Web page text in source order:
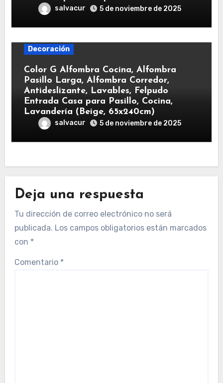
salvacur 5 de noviembre de 2025
Decoración
Color G Alfombra Cocina, Alfombra
Pasillo Larga, Alfombra Corredor,
Antideslizante, Lavables, Felpudo
Entrada Casa para Pasillo, Cocina,
Lavandería (Beige, 65x240cm)
salvacur 5 de noviembre de 2025
Deja una respuesta
Tu dirección de correo electrónico no será
publicada. Los campos obligatorios están marcados
con *
Comentario *